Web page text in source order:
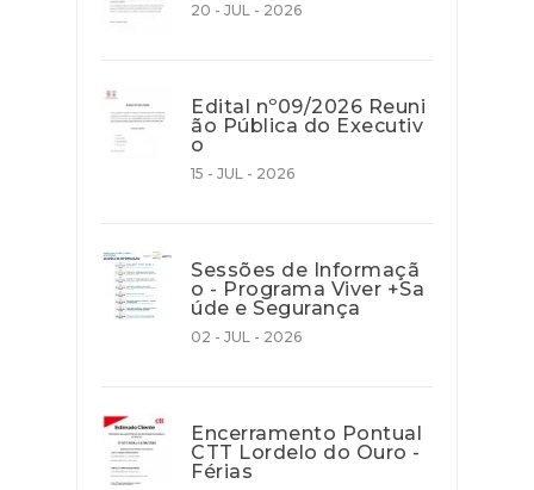
20 - JUL - 2026
Edital nº09/2026 Reuni
ão Pública do Executiv
o
15 - JUL - 2026
Sessões de Informaçã
o - Programa Viver +Sa
úde e Segurança
02 - JUL - 2026
Encerramento Pontual
CTT Lordelo do Ouro -
Férias